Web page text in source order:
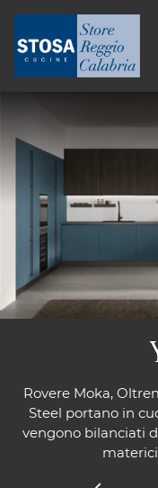
Rovere Moka,
Steel portano in
vengono bilanciati